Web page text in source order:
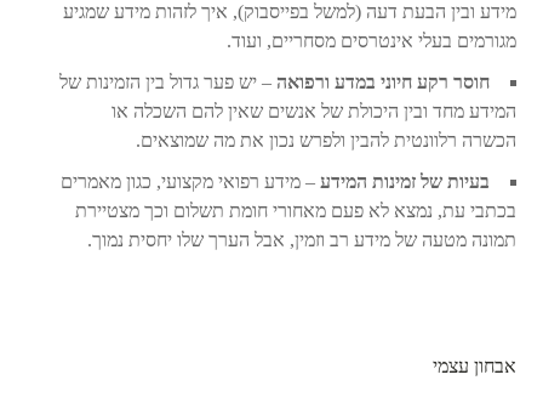
מידע ובין הבעת דעה (למשל בפייסבוק), איך לזהות מידע שמגיע
מגורמים בעלי אינטרסים מסחריים, ועוד.
חוסר רקע חיוני במדע ורפואה– יש פער גדול בין הזמינות של
המידע מחד ובין היכולת של אנשים שאין להם השכלה או
הכשרה רלוונטית להבין ולפרש נכון את מה שמוצאים.
בעיות של זמינות המידע– מידע רפואי מקצועי, כגון מאמרים
בכתבי עת, נמצא לא פעם מאחורי חומת תשלום וכך מצטיירת
תמונה מטעה של מידע רב וזמין, אבל הערך שלו יחסית נמוך.
אבחון עצמי